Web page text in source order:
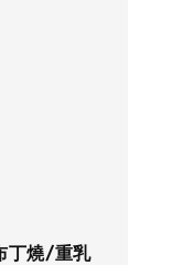
丁燒/重乳